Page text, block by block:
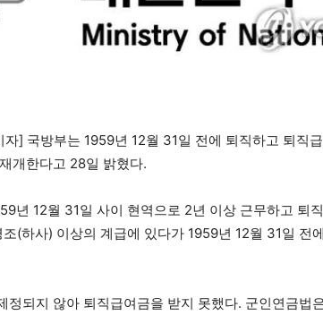
] 국방부는 1959년 12월 31일 전에 퇴직하고 퇴직
개한다고 28일 밝혔다.
년 12월 31일 사이 현역으로 2년 이상 근무하고 퇴
(하사) 이상의 계급에 있다가 1959년 12월 31일 전
정되지 않아 퇴직급여금을 받지 못했다. 군인연금법